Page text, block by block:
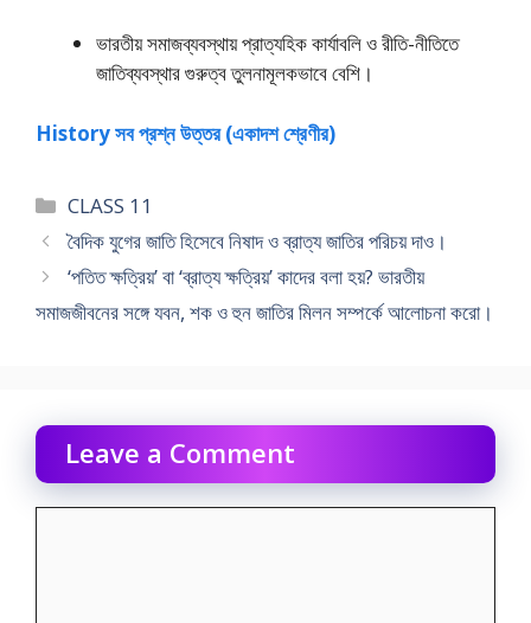
ভারতীয় সমাজব্যবস্থায় প্রাত্যহিক কার্যাবলি ও রীতি-নীতিতে
জাতিব্যবস্থার গুরুত্ব তুলনামূলকভাবে বেশি।
History সব প্রশ্ন উত্তর (একাদশ শ্রেণীর)
Categories
CLASS 11
বৈদিক যুগের জাতি হিসেবে নিষাদ ও ব্রাত্য জাতির পরিচয় দাও।
‘পতিত ক্ষত্রিয়’ বা ‘ব্রাত্য ক্ষত্রিয়’ কাদের বলা হয়? ভারতীয়
সমাজজীবনের সঙ্গে যবন, শক ও হুন জাতির মিলন সম্পর্কে আলােচনা করাে।
Leave a Comment